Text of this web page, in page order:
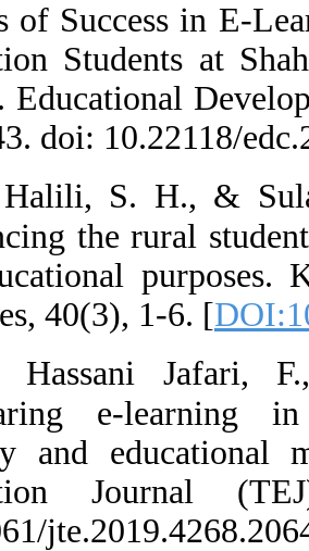
Factors of
Education
Ahvaz.
135-143. doi:
24.  Halili, S.
influencing the
for educational
Sciences,
25. 
Comparing
strategy and
Education
10.22061/